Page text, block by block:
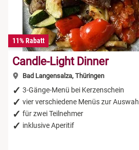
11% Rabatt
Candle-Light Dinner
Bad Langensalza, Thüringen
3-Gänge-Menü bei Kerzenschein
vier verschiedene Menüs zur Auswahl
für zwei Teilnehmer
inklusive Aperitif
Sachsen-Anhalt
Schleswig-Holstein
Thüringen
Hamburg
Köln
Lehrte bei Hannover
Leipzig
Mühlhausen
Whisky Tasting